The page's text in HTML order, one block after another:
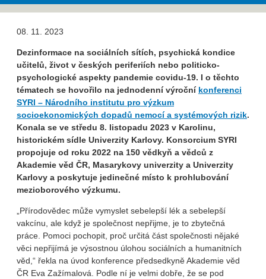
08. 11. 2023
Dezinformace na sociálních sítích, psychická kondice
učitelů, život v českých periferiích nebo politicko-
psychologické aspekty pandemie covidu-19. I o těchto
tématech se hovořilo na jednodenní výroční konferenci
SYRI – Národního institutu pro výzkum
socioekonomických dopadů nemocí a systémových rizik.
Konala se ve středu 8. listopadu 2023 v Karolinu,
historickém sídle Univerzity Karlovy. Konsorcium SYRI
propojuje od roku 2022 na 150 vědkyň a vědců z
Akademie věd ČR, Masarykovy univerzity a Univerzity
Karlovy a poskytuje jedinečné místo k prohlubování
mezioborového výzkumu.
„Přírodovědec může vymyslet sebelepší lék a sebelepší
vakcínu, ale když je společnost nepřijme, je to zbytečná
práce. Pomoci pochopit, proč určitá část společnosti nějaké
věci nepřijímá je výsostnou úlohou sociálních a humanitních
věd,“ řekla na úvod konference předsedkyně Akademie věd
ČR Eva Zažímalová. Podle ní je velmi dobře, že se pod